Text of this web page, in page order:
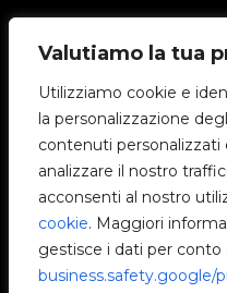
Valutiamo la tua
Utilizziamo cookie e
la personalizzazione
contenuti personalizzati
analizzare il nostro
acconsenti al nostro
cookie. Maggiori
gestisce i dati per conto
business.safety.google/
V2C Community
e-Chargers
V2C Cloud
V2C Payments
Blog